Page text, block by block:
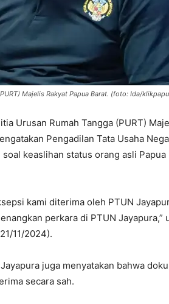
Majelis Rakyat Papua Barat. (foto: Ida/
Urusan Rumah Tangga (PURT)
Pengadilan Tata Usaha
keaslihan status orang asli Papua
kami diterima oleh PTUN
perkara di PTUN Jayapura,”
11/2024).
juga menyatakan bahwa
secara sah.